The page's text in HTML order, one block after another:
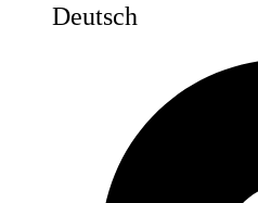
Deutsch